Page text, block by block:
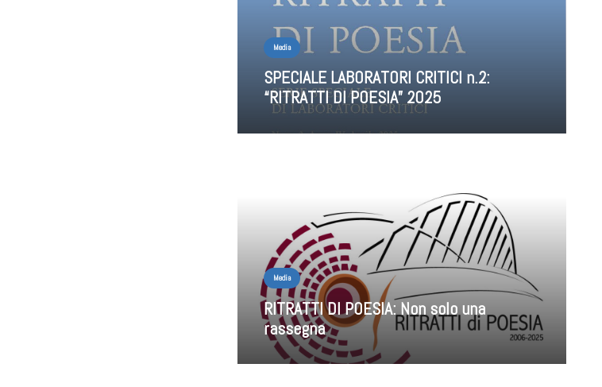
Media
SPECIALE LABORATORI CRITICI n.2:
“RITRATTI DI POESIA” 2025
Media
RITRATTI DI POESIA: Non solo una
rassegna